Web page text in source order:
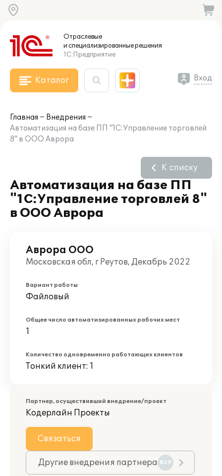
Отраслевые
и специализированныерешения
1С:Предприятие
Каталог Вход
Главная
Внедрения
Автоматизация на базе ПП "1С:Управление торговлей
8" в ООО Аврора
Автоматизация на базе ПП
"1С:Управление торговлей 8"
в ООО Аврора
К списку
Аврора ООО
Московская обл, г Реутов, Декабрь 2022
Вариант работы
Файловый
Общее число автоматизированных рабочих мест
1
Количество одновременно работающих клиентов
Тонкий клиент: 1
Партнер, осуществивший внедрение/проект
Кодерлайн Проекты
Связаться
Другие внедрения партнера 829